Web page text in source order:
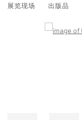
展览现场 出版品
Open a larger version